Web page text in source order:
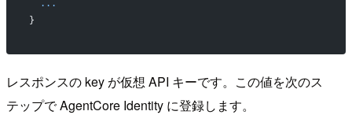
  ...
}
レスポンスの key が仮想 API キーです。この値を次のス
テップで AgentCore Identity に登録します。